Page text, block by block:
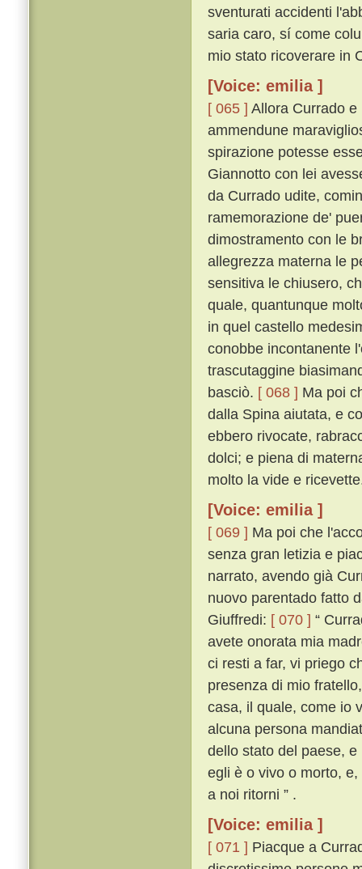
sventurati accidenti
saria caro, sí come
mio stato ricoverare in
[Voice: emilia ]
[ 065 ] Allora Currado
ammendune
spirazione potesse
Giannotto con lei
da Currado udite,
ramemorazione de'
dimostramento con le
allegrezza materna le
sensitiva le chiusero,
quale, quantunque
in quel castello
conobbe incontanente
trascutaggine
basciò. [ 068 ] Ma poi
dalla Spina aiutata, e
ebbero rivocate,
dolci; e piena di
molto la vide e
[Voice: emilia ]
[ 069 ] Ma poi che
senza gran letizia e
narrato, avendo già
nuovo parentado fatto
Giuffredi: [ 070 ] “
avete onorata mia
ci resti a far, vi priego
presenza di mio
casa, il quale, come io
alcuna persona
dello stato del paese,
egli è o vivo o morto,
a noi ritorni ” .
[Voice: emilia ]
[ 071 ] Piacque a